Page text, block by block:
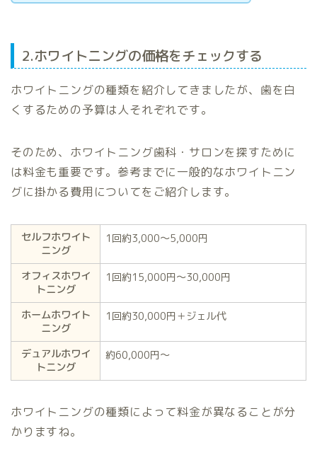
2.ホワイトニングの価格をチェックする
ホワイトニングの種類を紹介してきましたが、歯を白
くするための予算は人それぞれです。
そのため、ホワイトニング歯科・サロンを探すために
は料金も重要です。参考までに一般的なホワイトニン
グに掛かる費用についてをご紹介します。
セルフホワイト
ニング
1回約3,000〜5,000円
オフィスホワイ
トニング
1回約15,000円〜30,000円
ホームホワイト
ニング
1回約30,000円＋ジェル代
デュアルホワイ
トニング
約60,000円〜
ホワイトニングの種類によって料金が異なることが分
かりますね。